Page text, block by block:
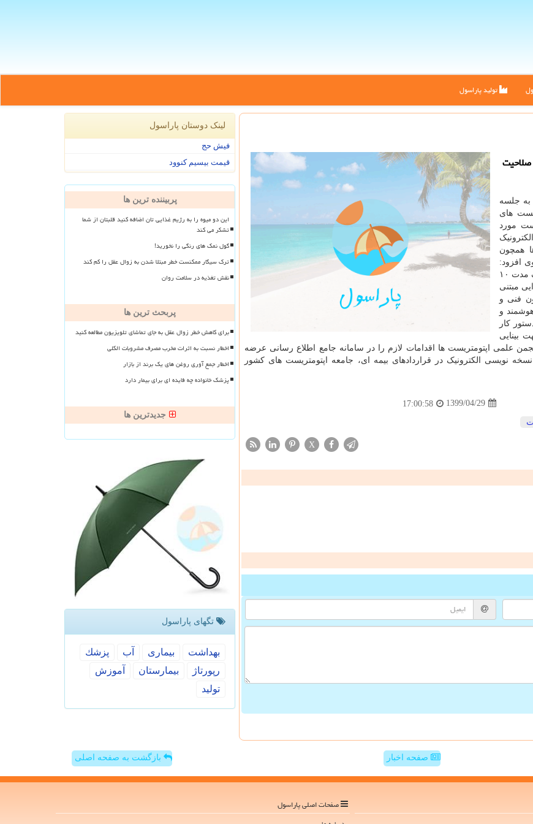
تولید پاراسول
به جلسه
های
مورد
همچون
افزود:
طبق توافقات انجام شده با هیات مدیره انجمن مقرر شد ظرف مدت ۱۰
مبتنی
فنی و
و
کار
بینایی
علمی اپتومتریست ها اقدامات لازم را در سامانه جامع اطلاع رسانی عرضه
نویسی الکترونیک در قراردادهای بیمه ای، جامعه اپتومتریست های کشور
1399/04/29
17:00:58
X
لینک دوستان پاراسول
فیش حج
قیمت بیسیم کنوود
پربیننده ترین ها
این دو میوه را به رژیم غذایی تان اضافه کنید قلبتان از شما
تشکر می کند
گول نمک های رنگی را نخورید!
ترک سیگار ممکنست خطر مبتلا شدن به زوال عقل را کم کند
نقش تغذیه در سلامت روان
پربحث ترین ها
برای کاهش خطر زوال عقل به جای تماشای تلویزیون مطالعه کنید
اخطار نسبت به اثرات مخرب مصرف مشروبات الکلی
اخطار جمع آوری روغن های یک برند از بازار
پزشک خانواده چه فایده ای برای بیمار دارد
جدیدترین ها
تگهای پاراسول
بهداشت بیماری آب
پزشك
رپورتاژ
بیمارستان
آموزش
تولید
صفحه اخبار بازگشت به صفحه اصلی
صفحات اصلی پاراسول